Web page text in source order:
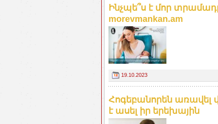
Ինչպե՞ս է մոր
morevmankan.am
19.10.2023
Հոգեբանորեն առավել
է ասել իր երեխային